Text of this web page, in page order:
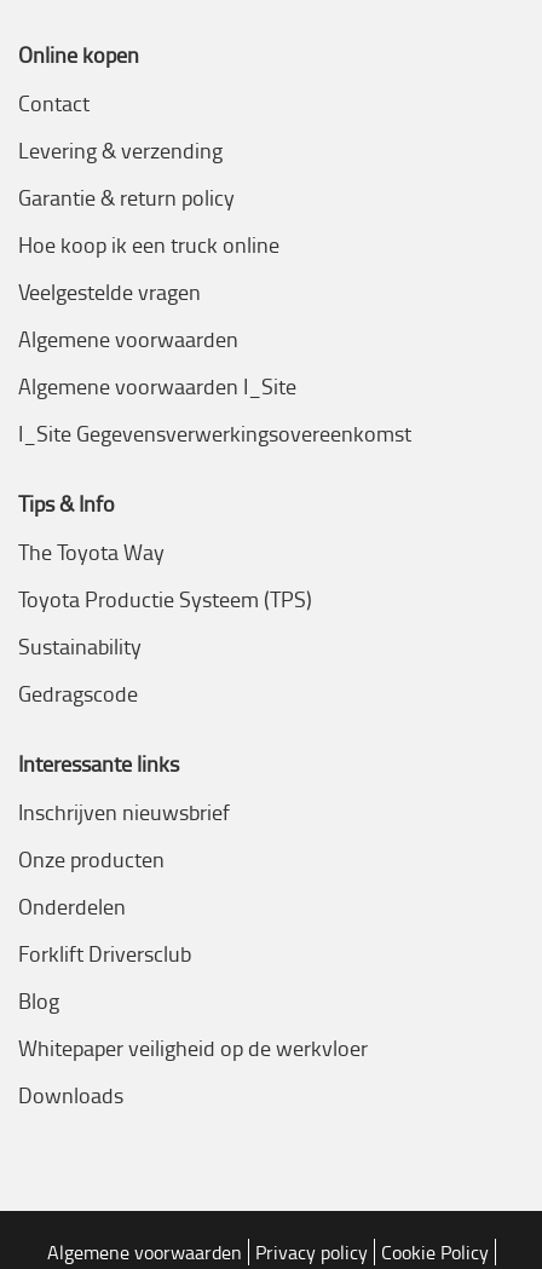
Online kopen
Contact
Levering & verzending
Garantie & return policy
Hoe koop ik een truck online
Veelgestelde vragen
Algemene voorwaarden
Algemene voorwaarden I_Site
I_Site Gegevensverwerkingsovereenkomst
Tips & Info
The Toyota Way
Toyota Productie Systeem (TPS)
Sustainability
Gedragscode
Interessante links
Inschrijven nieuwsbrief
Onze producten
Onderdelen
Forklift Driversclub
Blog
Whitepaper veiligheid op de werkvloer
Downloads
Algemene voorwaarden Privacy policy Cookie Policy